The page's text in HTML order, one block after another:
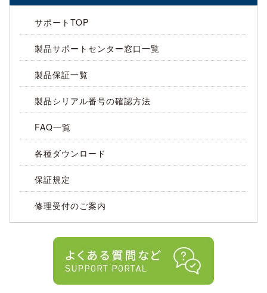
サポートTOP
製品サポートセンター窓口一覧
製品保証一覧
製品シリアル番号の確認方法
FAQ一覧
各種ダウンロード
保証規定
修理受付のご案内